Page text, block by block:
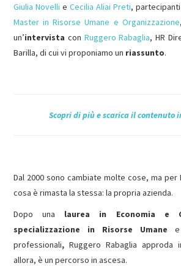
GIURISTI IN AZIENDA
TUTTI
Giulia Novelli eCecilia Aliai Preti,
Master in Risorse Umane e Organizzazione
un’intervista con Ruggero Rabaglia, HR
Barilla, di cui vi proponiamo un riassunto.
Scopri di più e scarica il contenuto
Dal 2000 sono cambiate molte cose, ma per
cosa è rimasta la stessa: la propria azienda.
Dopo una laurea in Economia e
specializzazione in Risorse Umane e
professionali,Ruggero Rabaglia approda
allora, è un percorso in ascesa.